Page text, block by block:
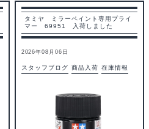
タミヤ ミラーペイント専用プライ
マー 69951 入荷しました
2026年08月06日
スタッフブログ 商品入荷 在庫情報